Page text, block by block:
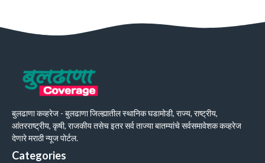
बुलढाणा कव्हरेज - बुलढाणा जिल्ह्यातील स्थानिक घडामोडी, राज्य, राष्ट्रीय,
आंतरराष्ट्रीय, कृषी, राजकीय तसेच इतर सर्व ताज्या बातम्यांचे सर्वसमावेशक कव्हरेज
देणारे मराठी न्यूज पोर्टल.
Categories